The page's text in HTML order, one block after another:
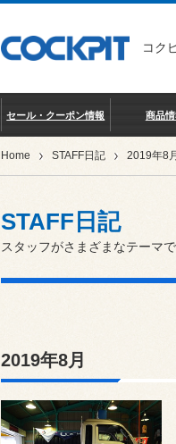
コク
セール・クーポン情報 商品情
Home STAFF日記 2019年8月
STAFF日記
スタッフがさまざまなテーマ
2019年8月